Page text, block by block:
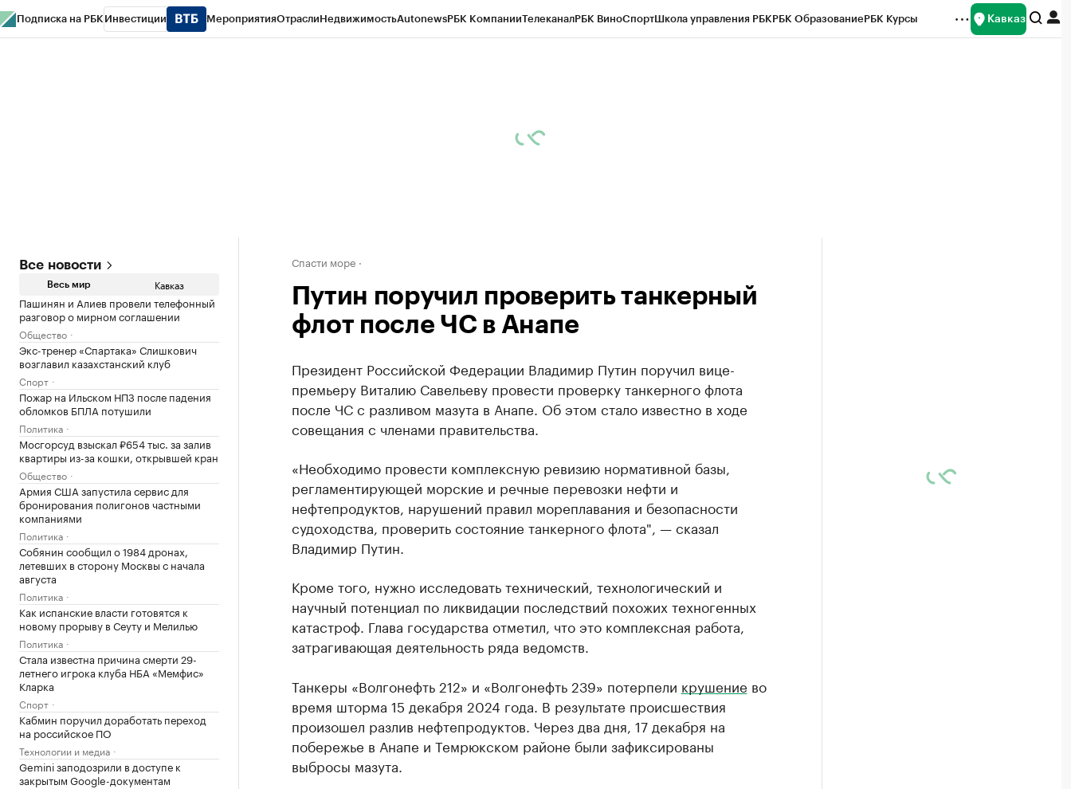
Подписка на РБК Инвестиции МероприятияОтраслиНедвижимостьAutonewsРБК КомпанииТелеканалРБК ВиноСпортШкола управления РБКРБК ОбразованиеРБК Курсы Кавказ
Все новости
Весь мир Кавказ
Пашинян и Алиев провели телефонный
разговор о мирном соглашении
Общество
Экс-тренер «Спартака» Слишкович
возглавил казахстанский клуб
Спорт
Пожар на Ильском НПЗ после падения
обломков БПЛА потушили
Политика
Мосгорсуд взыскал ₽654 тыс. за залив
квартиры из-за кошки, открывшей кран
Общество
Армия США запустила сервис для
бронирования полигонов частными
компаниями
Политика
Собянин сообщил о 1984 дронах,
летевших в сторону Москвы с начала
августа
Политика
Как испанские власти готовятся к
новому прорыву в Сеуту и Мелилью
Политика
Стала известна причина смерти 29-
летнего игрока клуба НБА «Мемфис»
Кларка
Спорт
Кабмин поручил доработать переход
на российское ПО
Технологии и медиа
Gemini заподозрили в доступе к
закрытым Google-документам
Спасти море
Путин поручил проверить танкерный
флот после ЧС в Анапе
Президент Российской Федерации Владимир Путин поручил вице-
премьеру Виталию Савельеву провести проверку танкерного флота
после ЧС с разливом мазута в Анапе. Об этом стало известно в ходе
совещания с членами правительства.
«Необходимо провести комплексную ревизию нормативной базы,
регламентирующей морские и речные перевозки нефти и
нефтепродуктов, нарушений правил мореплавания и безопасности
судоходства, проверить состояние танкерного флота", — сказал
Владимир Путин.
Кроме того, нужно исследовать технический, технологический и
научный потенциал по ликвидации последствий похожих техногенных
катастроф. Глава государства отметил, что это комплексная работа,
затрагивающая деятельность ряда ведомств.
Танкеры «Волгонефть 212» и «Волгонефть 239» потерпели крушение во
время шторма 15 декабря 2024 года. В результате происшествия
произошел разлив нефтепродуктов. Через два дня, 17 декабря на
побережье в Анапе и Темрюкском районе были зафиксированы
выбросы мазута.